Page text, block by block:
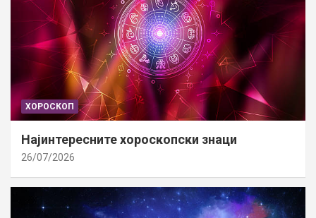
ХОРОСКОП
Најинтересните хороскопски знаци
26/07/2026